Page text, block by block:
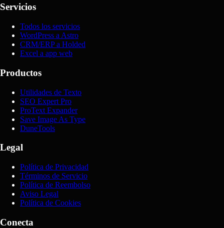
Servicios
Todos los servicios
WordPress a Astro
CRM/ERP a Holded
Excel a app web
Productos
Utilidades de Texto
SEO Expert Pro
ProText Expander
Save Image As Type
DuneTools
Legal
Política de Privacidad
Términos de Servicio
Política de Reembolso
Aviso Legal
Política de Cookies
Conecta